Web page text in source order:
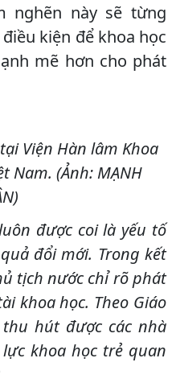
nghẽn này sẽ từng
kiện để khoa học
mẽ hơn cho phát
Viện Hàn lâm Khoa
Nam. (Ảnh: MẠNH
được coi là yếu tố
đổi mới. Trong kết
tịch nước chỉ rõ phát
khoa học. Theo Giáo
hút được các nhà
khoa học trẻ quan